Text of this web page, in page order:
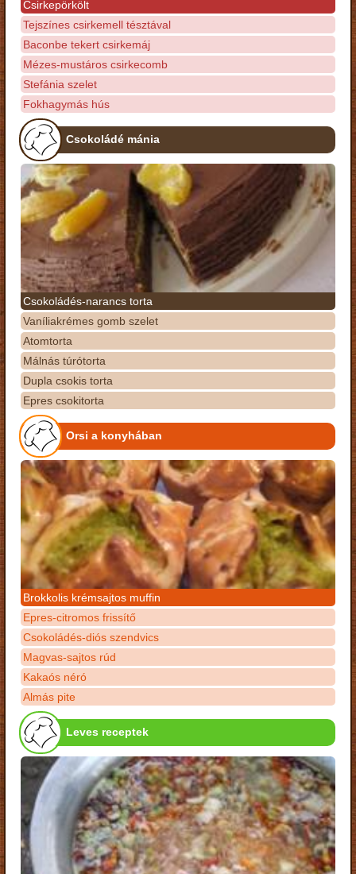
Csirkepörkölt
Tejszínes csirkemell tésztával
Baconbe tekert csirkemáj
Mézes-mustáros csirkecomb
Stefánia szelet
Fokhagymás hús
Csokoládé mánia
Csokoládés-narancs torta
Vaníliakrémes gomb szelet
Atomtorta
Málnás túrótorta
Dupla csokis torta
Epres csokitorta
Orsi a konyhában
Brokkolis krémsajtos muffin
Epres-citromos frissítő
Csokoládés-diós szendvics
Magvas-sajtos rúd
Kakaós néró
Almás pite
Leves receptek